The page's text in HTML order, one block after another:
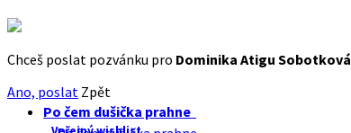
Chceš poslat pozvánku pro Dominika Atigu Sobotková
Ano, poslat Zpět
Po čem dušička prahne